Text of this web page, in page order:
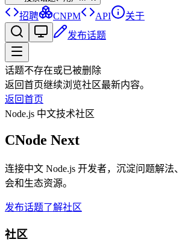
招聘 CNPM API
关于
发布话题
话题不存在或已被删除
返回首页继续浏览社区最新内容。
返回首页
Node.js 中文技术社区
CNode Next
连接中文 Node.js 开发者，沉淀问题解法
会和生态资源。
发布话题了解社区
社区